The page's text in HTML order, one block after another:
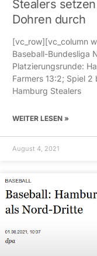
Stealers
Dohren durch
[vc_row][vc_column
Baseball-Bundesliga
Platzierungsrunde:
Farmers 13:2; Spiel
Hamburg Stealers
WEITER LESEN »
August 4, 2021